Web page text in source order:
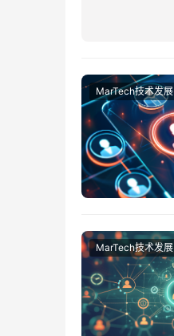
MarTech技术发展
MarTech技术发展